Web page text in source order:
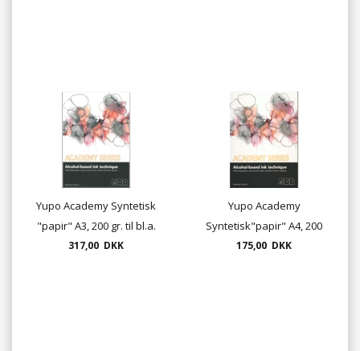
Yupo Academy Syntetisk
"papir" A3, 200 gr. til bl.a.
alkohol ink
317,00 DKK
Yupo Academy
Syntetisk"papir" A4, 200
gr.
175,00 DKK